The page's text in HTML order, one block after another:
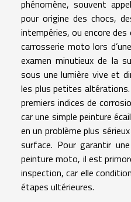
phénomène, souvent
pour origine des chocs,
intempéries, ou encore
carrosserie moto lors
examen minutieux de la
sous une lumière vive et
les plus petites
premiers indices de
car une simple peinture
en un problème plus
surface. Pour garantir
peinture moto, il est
inspection, car elle
étapes ultérieures.